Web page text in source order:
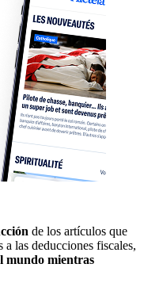
de los artículos que
las deducciones fiscales,
mundo mientras